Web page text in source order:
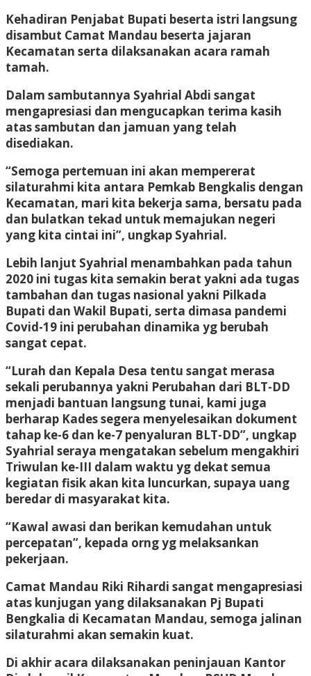
Kehadiran Penjabat Bupati beserta istri langsung
disambut Camat Mandau beserta jajaran
Kecamatan serta dilaksanakan acara ramah
tamah.
Dalam sambutannya Syahrial Abdi sangat
mengapresiasi dan mengucapkan terima kasih
atas sambutan dan jamuan yang telah
disediakan.
“Semoga pertemuan ini akan mempererat
silaturahmi kita antara Pemkab Bengkalis dengan
Kecamatan, mari kita bekerja sama, bersatu pada
dan bulatkan tekad untuk memajukan negeri
yang kita cintai ini”, ungkap Syahrial.
Lebih lanjut Syahrial menambahkan pada tahun
2020 ini tugas kita semakin berat yakni ada tugas
tambahan dan tugas nasional yakni Pilkada
Bupati dan Wakil Bupati, serta dimasa pandemi
Covid-19 ini perubahan dinamika yg berubah
sangat cepat.
“Lurah dan Kepala Desa tentu sangat merasa
sekali perubannya yakni Perubahan dari BLT-DD
menjadi bantuan langsung tunai, kami juga
berharap Kades segera menyelesaikan dokument
tahap ke-6 dan ke-7 penyaluran BLT-DD”, ungkap
Syahrial seraya mengatakan sebelum mengakhiri
Triwulan ke-III dalam waktu yg dekat semua
kegiatan fisik akan kita luncurkan, supaya uang
beredar di masyarakat kita.
“Kawal awasi dan berikan kemudahan untuk
percepatan”, kepada orng yg melaksankan
pekerjaan.
Camat Mandau Riki Rihardi sangat mengapresiasi
atas kunjugan yang dilaksanakan Pj Bupati
Bengkalia di Kecamatan Mandau, semoga jalinan
silaturahmi akan semakin kuat.
Di akhir acara dilaksanakan peninjauan Kantor